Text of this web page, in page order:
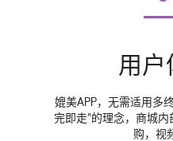
用户
媲美APP，无需适用多
完即走"的理念，商城
购，视